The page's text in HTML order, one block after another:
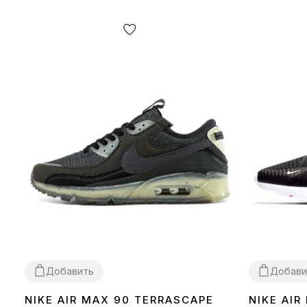
Добавить
NIKE AIR MAX 90 TERRASCAPE
NIKE AIR